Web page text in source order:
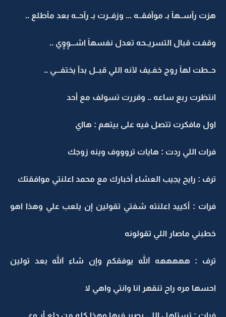
هزت رآســهآ بـ موآفقــه ... وزفــرت بـ رآحــه بعد مآطلع ..
وقفـت قبال التسريــحه تعدل نفسهآ اشـــوٍوٍي ..
حــطت لهآ روج خفـيف لآنه اللي قبــل بدآ يختفـــي ..
انتظرت ربع ساعه .. وقررت تسولف مع أحد
اول مافكرت تتصل فيه على بيتهم : هااي
فرات اللي ردت : هايات تروووف وينه زوجك
ترف : رايح يجيب العشاء أخبارك مع محمد اعلنتي موافقتك
فرات : أكييد اعلنته شفتي تقولين إن يلعب علي وهذا اهو
خطبني ماصار اللي تقولونه
ترف : هههههه الله يوفقكم وإن شاء الله بعد تولين
احسها مره راح تنقهر انا وانتي واهي لا
فرات : تستاهل اللي يصير فيها وهذا كله من دلع أبــوي